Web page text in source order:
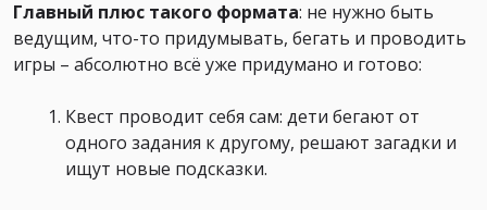
Главный плюс такого формата: не нужно быть
ведущим, что-то придумывать, бегать и проводить
игры – абсолютно всё уже придумано и готово:
Квест проводит себя сам: дети бегают от
одного задания к другому, решают загадки и
ищут новые подсказки.